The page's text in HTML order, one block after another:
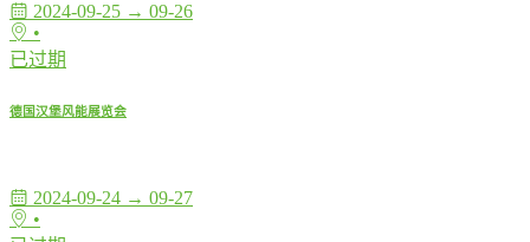
2024-09-25 → 09-26
•
已过期
德国汉堡风能展览会
2024-09-24 → 09-27
•